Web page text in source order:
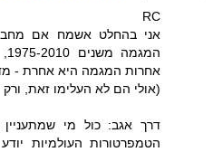
RC
אני בהחלט אשמח אם
אחרות המגמה היא אחרת -
(אולי הם לא העלימו זאת, ורק
דרך אגב: כול מי
הטמפרטורות העולמיות